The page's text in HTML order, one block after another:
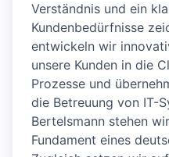
Verständnis und ein
Kundenbedürfnisse
entwickeln wir
unsere Kunden in die
Prozesse und
die Betreuung von IT-
Bertelsmann stehen
Fundament eines